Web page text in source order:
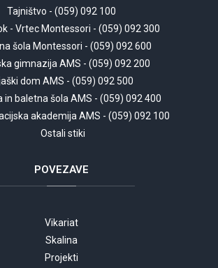
Tajništvo - (059) 092 100
- Vrtec Montessori - (059) 092 300
šola Montessori - (059) 092 600
gimnazija AMS - (059) 092 200
dom AMS - (059) 092 500
in baletna šola AMS - (059) 092 400
akademija AMS - (059) 092 100
Ostali stiki
POVEZAVE
Vikariat
Skalina
Projekti